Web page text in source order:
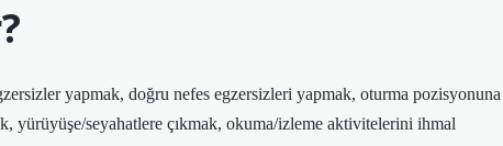
yapmak, doğru nefes egzersizleri yapmak, oturma pozisyonuna
yürüyüşe/seyahatlere çıkmak, okuma/izleme aktivitelerini ihmal